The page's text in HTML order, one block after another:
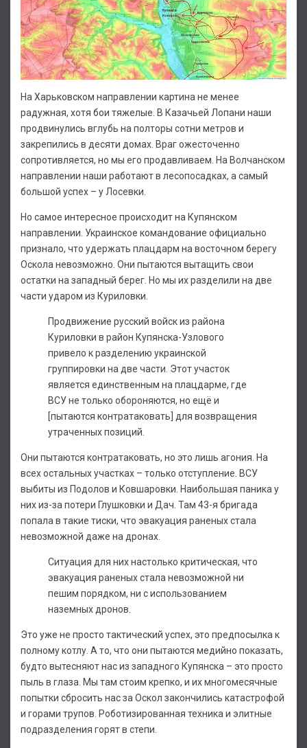
На Харьковском направлении картина не менее
радужная, хотя бои тяжелые. В Казачьей Лопани наши
продвинулись вглубь на полторы сотни метров и
закрепились в десяти домах. Враг ожесточенно
сопротивляется, но мы его продавливаем. На Волчанском
направлении наши работают в лесопосадках, а самый
большой успех – у Лосевки.
Но самое интересное происходит на Купянском
направлении. Украинское командование официально
признало, что удержать плацдарм на восточном берегу
Оскола невозможно. Они пытаются вытащить свои
остатки на западный берег. Но мы их разделили на две
части ударом из Куриловки.
Продвижение русский войск из района
Куриловки в район Купянска-Узлового
привело к разделению украинской
группировки на две части. Этот участок
является единственным на плацдарме, где
ВСУ не только обороняются, но ещё и
[пытаются контратаковать] для возвращения
утраченных позиций.
Они пытаются контратаковать, но это лишь агония. На
всех остальных участках – только отступление. ВСУ
выбиты из Подолов и Ковшаровки. Наибольшая паника у
них из-за потери Глушковки и Дач. Там 43-я бригада
попала в такие тиски, что эвакуация раненых стала
невозможной даже на дронах.
Ситуация для них настолько критическая, что
эвакуация раненых стала невозможной ни
пешим порядком, ни с использованием
наземных дронов.
Это уже не просто тактический успех, это предпосылка к
полному котлу. А то, что они пытаются медийно показать,
будто вытесняют нас из западного Купянска – это просто
пыль в глаза. Мы там стоим крепко, и их многомесячные
попытки сбросить нас за Оскол закончились катастрофой
и горами трупов. Роботизированная техника и элитные
подразделения горят в степи.